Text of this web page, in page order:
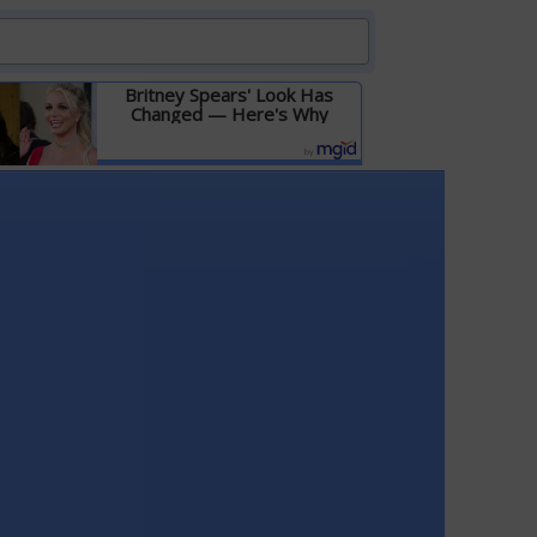
Britney Spears' Look Has
Changed — Here's Why
Детальніше